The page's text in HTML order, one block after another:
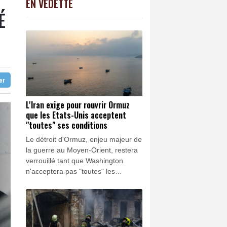
jamais réalisées
air comprimé à l'école selon la police
-0.41%
1.64% 4392.86 €
EN VEDETTE
L'Iran exige pour rouvrir Ormuz
que les Etats-Unis acceptent
"toutes" ses conditions
Le détroit d'Ormuz, enjeu majeur de
la guerre au Moyen-Orient, restera
verrouillé tant que Washington
n'acceptera pas "toutes" les
insisté dimanche les Gardiens de la
Révolution, éloignant l'espoir d'un
règlement rapide du conflit.